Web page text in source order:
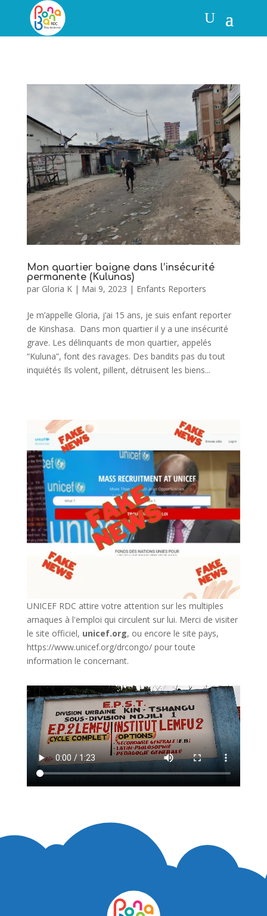
Mon quartier baigne dans l’insécurité
permanente (Kulunas)
par Gloria K| Mai 9, 2023 | Enfants Reporters
Je m’appelle Gloria, j’ai 15 ans, je suis enfant reporter
de Kinshasa. Dans mon quartier il y a une insécurité
grave. Les délinquants de mon quartier, appelés
“Kuluna”, font des ravages. Des bandits pas du tout
inquiétés Ils volent, pillent, détruisent les biens...
UNICEF RDC attire votre attention sur les multiples
arnaques à l'emploi qui circulent sur lui. Merci de visiter
le site officiel, unicef.org, ou encore le site pays,
https://www.unicef.org/drcongo/pour toute
information le concernant.